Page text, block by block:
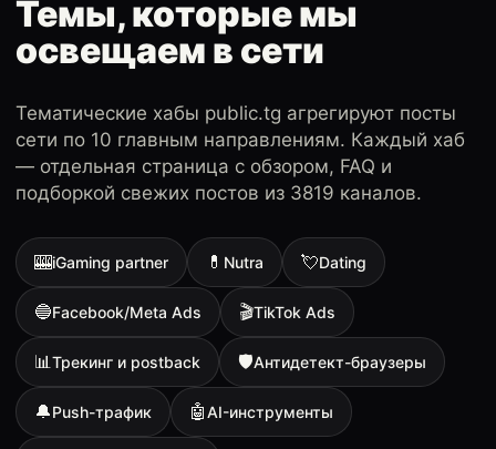
Темы, которые мы
освещаем в сети
Тематические хабы public.tg агрегируют посты
сети по 10 главным направлениям. Каждый хаб
— отдельная страница с обзором, FAQ и
подборкой свежих постов из 3819 каналов.
🎰iGaming partner 💊 Nutra 💘Dating
🔵Facebook/Meta Ads 🎬TikTok Ads
📊Трекинг и postback 🛡Антидетект-браузеры
🔔Push-трафик 🤖AI-инструменты